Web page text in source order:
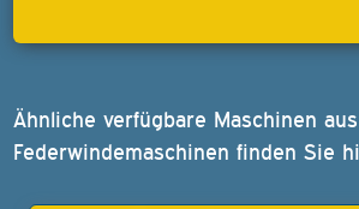
Ähnliche verfügbare Maschinen
Federwindemaschinen finden Sie